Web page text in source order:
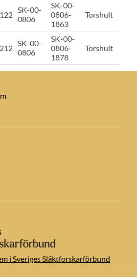
SK-00-
0806
SK-00-
0806-
1863
Torshult
SK-00-
0806
SK-00-
0806-
1878
Torshult
i Sveriges Släktforskarförbund